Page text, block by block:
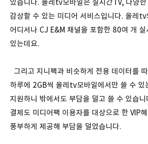
있습니다. 올레tv모바일은 실시간TV, 다양한
감상할 수 있는 미디어 서비스입니다. 올레tv
어디서나 CJ E&M 채널을 포함한 80여 개
있는데요.
그리고 지니팩과 비슷하게 전용 데이터를
하루에 2GB씩 올레tv모바일에서만 쓸 수 있
지원하니 밖에서도 부담을 덜고 쓸 수 있습니
결제도 미디어팩 이용자를 대상으로 한 VIP
풍부하게 제공해 부담을 덜었습니다.